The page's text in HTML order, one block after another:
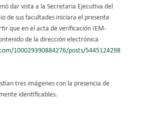
dar vista a la Secretaria Ejecutiva del
de sus facultades iniciara el presente
que en el acta de verificación IEM-
de la dirección electrónica
100029390884276/posts/5445124298
tres imágenes con la presencia de
identificables.